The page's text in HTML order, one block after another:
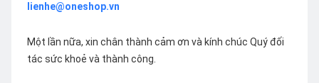
lienhe@oneshop.vn
Một lần nữa, xin chân thành cảm ơn và kính chúc Quý đối
tác sức khoẻ và thành công.